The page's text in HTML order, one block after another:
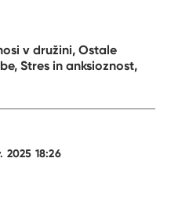
v družini, Ostale
Stres in anksioznost,
2025 18:26